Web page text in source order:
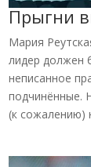
Прыгни
Мария
лидер должен
неписанное
подчинённые.
(к сожалению)